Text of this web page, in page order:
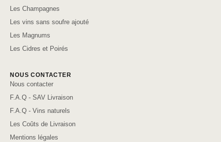
Les Champagnes
Les vins sans soufre ajouté
Les Magnums
Les Cidres et Poirés
NOUS CONTACTER
Nous contacter
F.A.Q - SAV Livraison
F.A.Q - Vins naturels
Les Coûts de Livraison
Mentions légales